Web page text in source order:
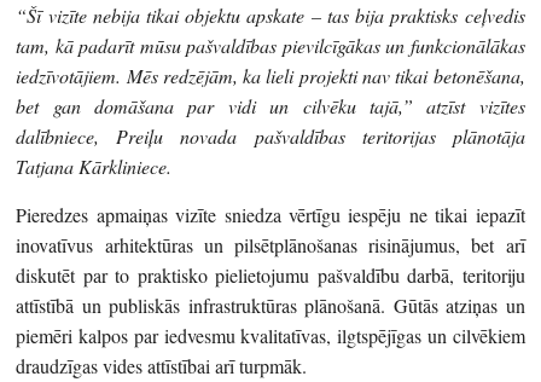
“Šī vizīte nebija tikai objektu apskate – tas bija praktisks ceļvedis
tam, kā padarīt mūsu pašvaldības pievilcīgākas un funkcionālākas
iedzīvotājiem. Mēs redzējām, ka lieli projekti nav tikai betonēšana,
bet gan domāšana par vidi un cilvēku tajā,” atzīst vizītes
dalībniece, Preiļu novada pašvaldības teritorijas plānotāja
Tatjana Kārkliniece.
Pieredzes apmaiņas vizīte sniedza vērtīgu iespēju ne tikai iepazīt
inovatīvus arhitektūras un pilsētplānošanas risinājumus, bet arī
diskutēt par to praktisko pielietojumu pašvaldību darbā, teritoriju
attīstībā un publiskās infrastruktūras plānošanā. Gūtās atziņas un
piemēri kalpos par iedvesmu kvalitatīvas, ilgtspējīgas un cilvēkiem
draudzīgas vides attīstībai arī turpmāk.